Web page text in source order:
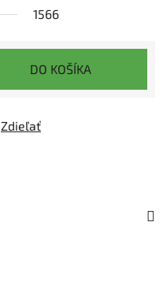
1566
DO KOŠÍKA
Zdieľať